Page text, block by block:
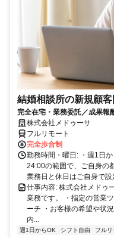
結婚相談所の新規顧
完全在宅・業務委託／成果報
株式会社メドゥーサ
フルリモート
完全歩合制
勤務時間・曜日: ・週1日
24:00の範囲で、ご自身の
業務日と休日はご自身で設
仕事内容: 株式会社メドゥ
業務です。 ・指定の営業
ーチ ・お客様の希望や状
内...
週1日からOK シフト自由 フルリ